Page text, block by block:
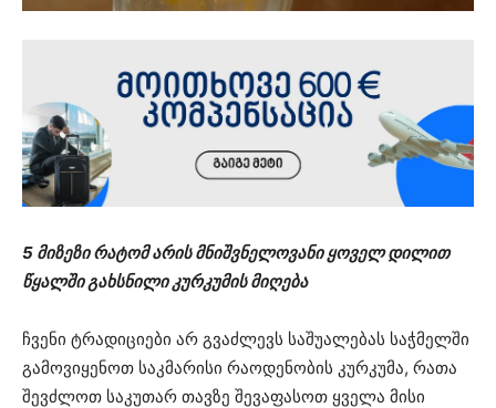
5 მიზეზი რატომ არის მნიშვნელოვანი ყოველ დილით
წყალში გახსნილი კურკუმის მიღება
ჩვენი ტრადიციები არ გვაძლევს საშუალებას საჭმელში
გამოვიყენოთ საკმარისი რაოდენობის კურკუმა, რათა
შევძლოთ საკუთარ თავზე შევაფასოთ ყველა მისი